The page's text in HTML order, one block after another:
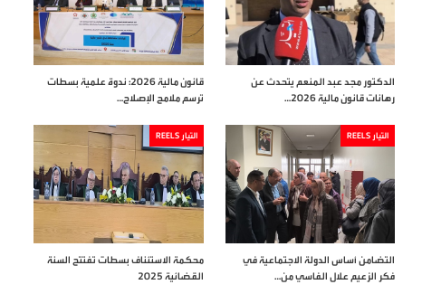
الدكتور مجد عبد المنعم يتحدث عن
رهانات قانون مالية 2026…
قانون مالية 2026: ندوة علمية بسطات
ترسم ملامح الإصلاح…
التيار REELS
التضامن أساس الدولة الاجتماعية في
فكر الزعيم علال الفاسي من…
التيار REELS
محكمة الاستئناف بسطات تفتتح السنة
القضائية 2025